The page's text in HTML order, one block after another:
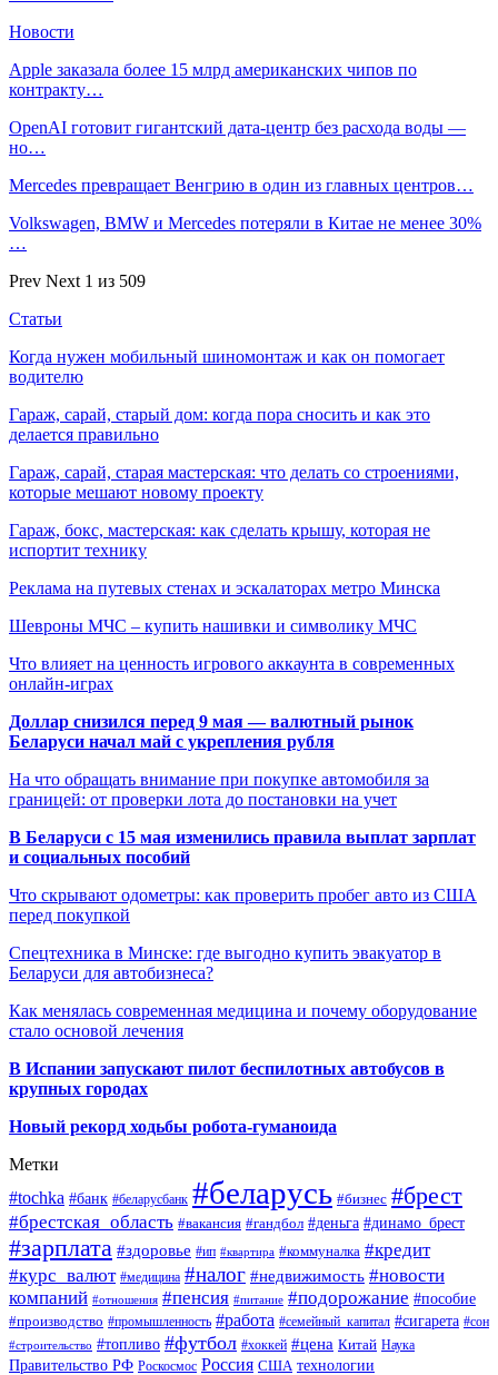
Новости
Apple заказала более 15 млрд американских чипов по
контракту…
OpenAI готовит гигантский дата-центр без расхода воды —
но…
Mercedes превращает Венгрию в один из главных центров…
Volkswagen, BMW и Mercedes потеряли в Китае не менее 30%
…
Prev Next 1 из 509
Статьи
Когда нужен мобильный шиномонтаж и как он помогает
водителю
Гараж, сарай, старый дом: когда пора сносить и как это
делается правильно
Гараж, сарай, старая мастерская: что делать со строениями,
которые мешают новому проекту
Гараж, бокс, мастерская: как сделать крышу, которая не
испортит технику
Реклама на путевых стенах и эскалаторах метро Минска
Шевроны МЧС – купить нашивки и символику МЧС
Что влияет на ценность игрового аккаунта в современных
онлайн-играх
Доллар снизился перед 9 мая — валютный рынок
Беларуси начал май с укрепления рубля
На что обращать внимание при покупке автомобиля за
границей: от проверки лота до постановки на учет
В Беларуси с 15 мая изменились правила выплат зарплат
и социальных пособий
Что скрывают одометры: как проверить пробег авто из США
перед покупкой
Спецтехника в Минске: где выгодно купить эвакуатор в
Беларуси для автобизнеса?
Как менялась современная медицина и почему оборудование
стало основой лечения
В Испании запускают пилот беспилотных автобусов в
крупных городах
Новый рекорд ходьбы робота-гуманоида
Метки
#tochka #банк #беларусбанк #беларусь #бизнес #брест
#брестская_область #вакансия #гандбол #деньга #динамо_брест
#зарплата #здоровье #ип #квартира #коммуналка #кредит
#курс_валют #медицина #налог #недвижимость #новости
компаний #отношения #пенсия #питание #подорожание #пособие
#производство #промышленность #работа #семейный_капитал #сигарета #сон
#строительство #топливо #футбол #хоккей #цена Китай Наука
Правительство РФ Роскосмос Россия США технологии